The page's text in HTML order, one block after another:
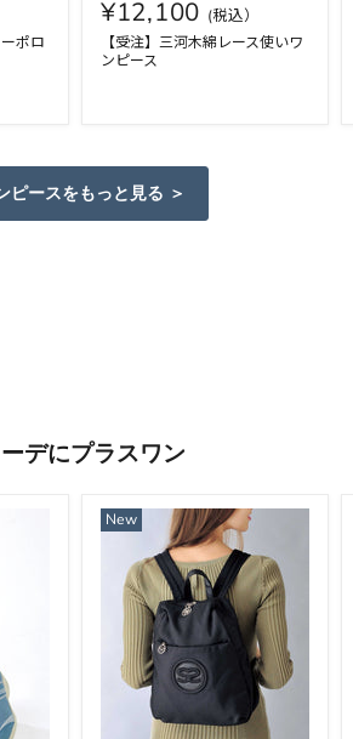
ポロ
¥12,100
【受注】三河木綿レース使いワ
ンピース
ピースをもっと見る ＞
デにプラスワン
New